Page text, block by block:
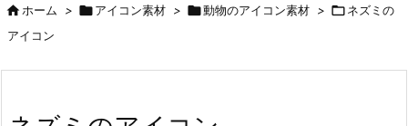
ホーム > アイコン素材 > 動物のアイコン素材 > ネズミの
アイコン